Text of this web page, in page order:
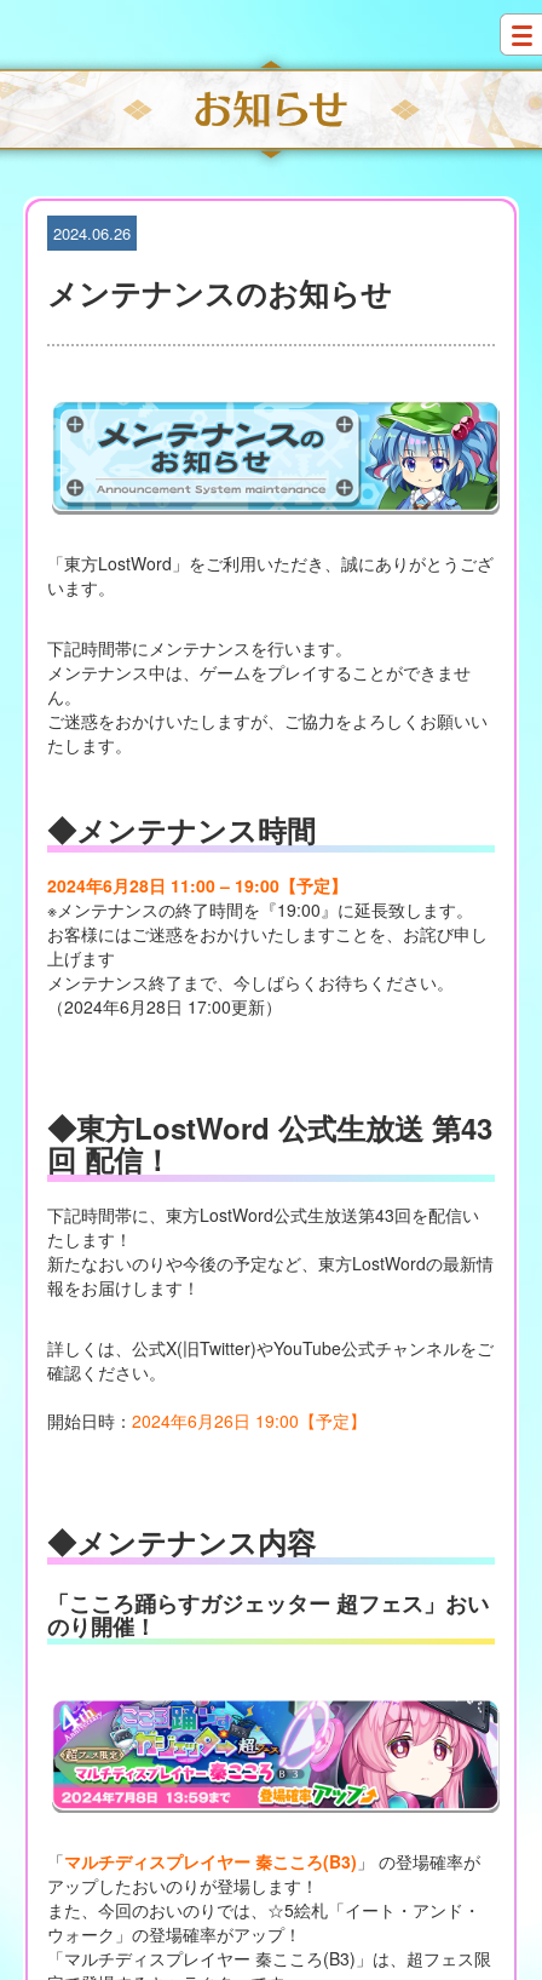
i
p
t
o
c
2024.06.26
メンテナンスのお知らせ
「東方LostWord」をご利用いただき、誠にありがとうござ
います。
下記時間帯にメンテナンスを行います。
メンテナンス中は、ゲームをプレイすることができませ
ん。
ご迷惑をおかけいたしますが、ご協力をよろしくお願いい
たします。
◆メンテナンス時間
2024年6月28日 11:00 – 19:00【予定】
※メンテナンスの終了時間を『19:00』に延長致します。
お客様にはご迷惑をおかけいたしますことを、お詫び申し
上げます
メンテナンス終了まで、今しばらくお待ちください。
（2024年6月28日 17:00更新）
◆東方LostWord 公式生放送 第43
回 配信！
下記時間帯に、東方LostWord公式生放送第43回を配信い
たします！
新たなおいのりや今後の予定など、東方LostWordの最新情
報をお届けします！
詳しくは、公式X(旧Twitter)やYouTube公式チャンネルをご
確認ください。
開始日時： 2024年6月26日 19:00【予定】
◆メンテナンス内容
「こころ踊らすガジェッター 超フェス」おい
のり開催！
「マルチディスプレイヤー 秦こころ(B3) 」 の登場確率が
アップしたおいのりが登場します！
また、今回のおいのりでは、☆5絵札「イート・アンド・
ウォーク」の登場確率がアップ！
「マルチディスプレイヤー 秦こころ(B3)」は、超フェス限